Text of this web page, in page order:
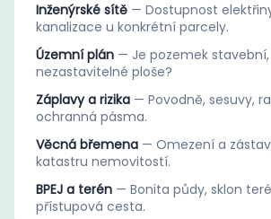
Inženýrské sítě — Dostupnost
kanalizace u konkrétní parcely.
Územní plán — Je pozemek
nezastavitelné ploše?
Záplavy a rizika — Povodně, sesuvy,
ochranná pásma.
Věcná břemena — Omezení a
katastru nemovitostí.
BPEJ a terén — Bonita půdy, sklon
přístupová cesta.